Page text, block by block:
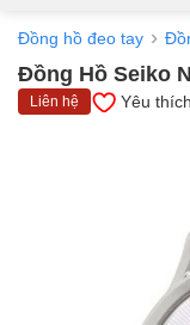
Đồng hồ đeo tay
Đồng Hồ Seiko
Liên hệ Yêu thích